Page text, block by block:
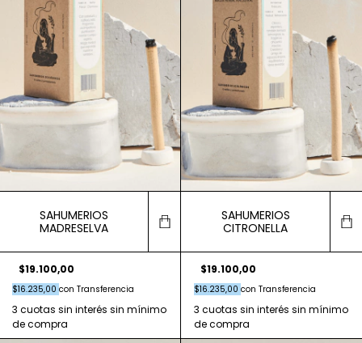
SAHUMERIOS
MADRESELVA
$19.100,00
$16.235,00 con Transferencia
SAHUMERIOS
CITRONELLA
$19.100,00
$16.235,00 con Transferencia